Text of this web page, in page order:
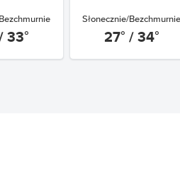
33°
Słonecznie/Bezchmurnie
27° / 34°